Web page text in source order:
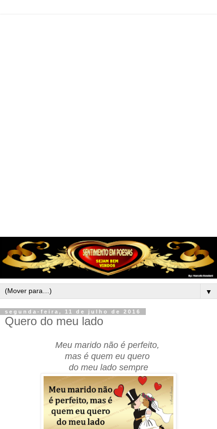
▼
segunda-feira, 11 de julho de 2016
Quero do meu lado
Meu marido não é perfeito,
mas é quem eu quero
do meu lado sempre